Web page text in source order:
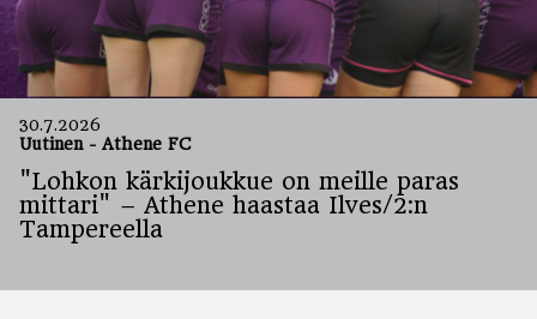
30.7.2026
Uutinen- Athene FC
"Lohkon kärkijoukkue on meille paras
mittari" – Athene haastaa Ilves/2:n
Tampereella